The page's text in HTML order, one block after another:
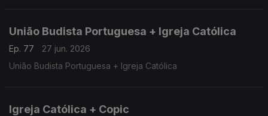
União Budista Portuguesa + Igreja Católica
Ep. 77
27 jun. 2026
União Budista Portuguesa + Igreja Católica
Igreja Católica + Copic